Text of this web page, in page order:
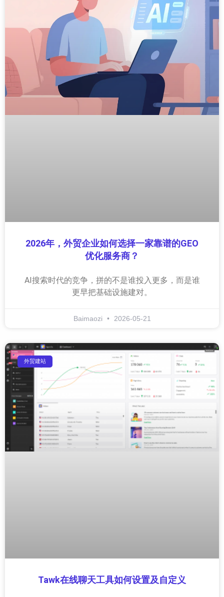
2026年，外贸企业如何选择一家靠谱的GEO
优化服务商？
AI搜索时代的竞争，拼的不是谁投入更多，而是谁
更早把基础设施建对。
Baimaozi 2026-05-21
外贸建站
Tawk在线聊天工具如何设置及自定义